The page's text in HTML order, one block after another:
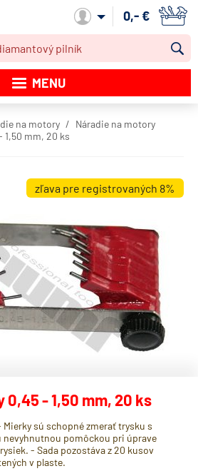
Môj účet
0,- €
MENU
Akcie
podmienky
podmienky
Kontakt
na motory
Náradie na motory
1,50 mm, 20 ks
zľava pre registrovaných 8%
0,45 - 1,50 mm, 20 ks
sú schopné zmerať trysku s
nevyhnutnou pomôckou pri úprave
- Sada pozostáva z 20 kusov
v plaste.